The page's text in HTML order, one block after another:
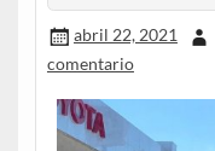
abril 22, 2021
comentario